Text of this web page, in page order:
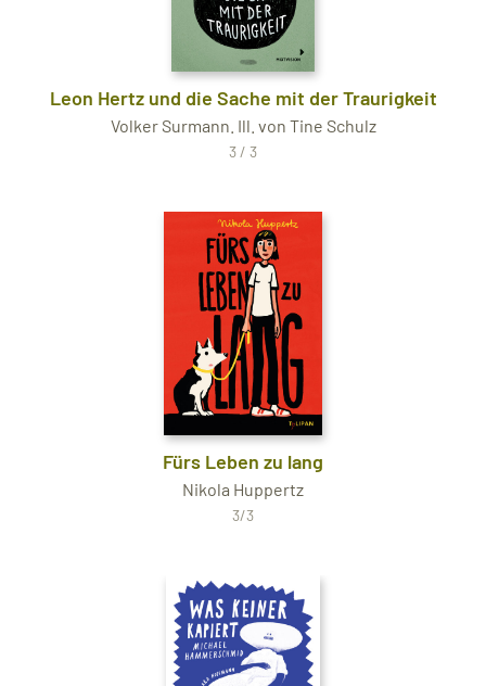
Leon Hertz und die Sache mit der Traurigkeit
Volker Surmann. Ill. von Tine Schulz
3 / 3
Fürs Leben zu lang
Nikola Huppertz
3/3